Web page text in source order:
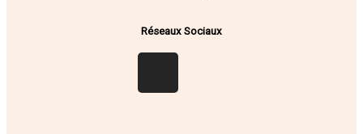
Réseaux Sociaux